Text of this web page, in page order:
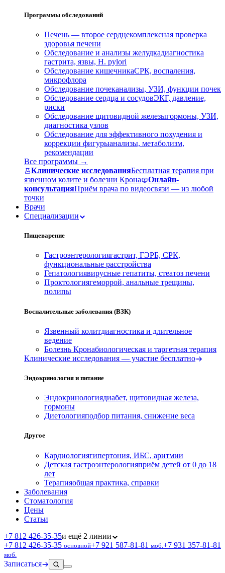
Программы обследований
Печень — второе сердцекомплексная проверка
здоровья печени
Обследование и анализы желудкадиагностика
гастрита, язвы, H. pylori
Обследование кишечникаСРК, воспаления,
микрофлора
Обследование почеканализы, УЗИ, функции почек
Обследование сердца и сосудовЭКГ, давление,
риски
Обследование щитовидной железыгормоны, УЗИ,
диагностика узлов
Обследование для эффективного похудения и
коррекции фигурыанализы, метаболизм,
рекомендации
Все программы →
Клинические исследованияБесплатная терапия при
язвенном колите и болезни Крона
Онлайн-
консультацияПриём врача по видеосвязи — из любой
точки
Врачи
Специализации
Пищеварение
Гастроэнтерологиягастрит, ГЭРБ, СРК,
функциональные расстройства
Гепатологиявирусные гепатиты, стеатоз печени
Проктологиягеморрой, анальные трещины,
полипы
Воспалительные заболевания (ВЗК)
Язвенный колитдиагностика и длительное
ведение
Болезнь Кронабиологическая и таргетная терапия
Клинические исследования — участие бесплатно
Эндокринология и питание
Эндокринологиядиабет, щитовидная железа,
гормоны
Диетологияподбор питания, снижение веса
Другое
Кардиологиягипертония, ИБС, аритмии
Детская гастроэнтерологияприём детей от 0 до 18
лет
Терапияобщая практика, справки
Заболевания
Стоматология
Цены
Статьи
+7 812 426‑35‑35и ещё 2 линии
+7 812 426‑35‑35 основной+7 921 587‑81‑81 моб. +7 931 357‑81‑81
моб.
Записаться